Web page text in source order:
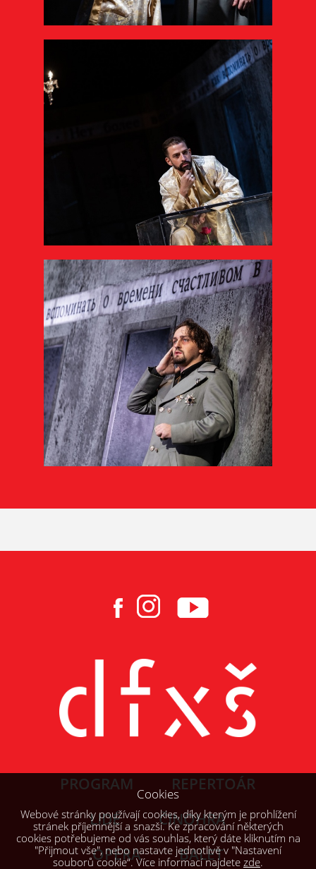
PROGRAM
REPERTOÁR
LIDÉ
ČINOHRA
OPERA
BALET
Cookies
Webové stránky používají cookies, díky kterým je prohlížení
stránek příjemnější a snazší. Ke zpracování některých
cookies potřebujeme od vás souhlas, který dáte kliknutím na
"Přijmout vše", nebo nastavte jednotlivě v "Nastavení
souborů cookie“. Více informací najdete zde.